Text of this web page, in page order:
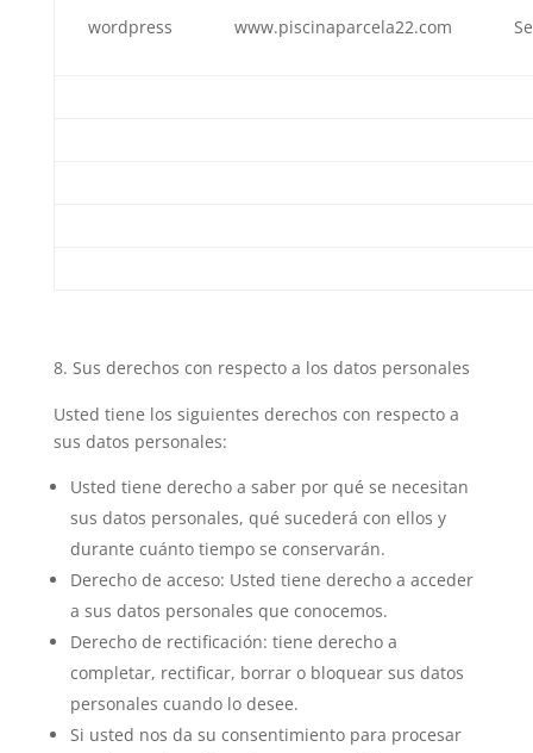
wordpress www.piscinaparcela22.com
Sus derechos con respecto a los datos personales
Usted tiene los siguientes derechos con respecto a
sus datos personales:
Usted tiene derecho a saber por qué se necesitan
sus datos personales, qué sucederá con ellos y
durante cuánto tiempo se conservarán.
Derecho de acceso: Usted tiene derecho a acceder
a sus datos personales que conocemos.
Derecho de rectificación: tiene derecho a
completar, rectificar, borrar o bloquear sus datos
personales cuando lo desee.
Si usted nos da su consentimiento para procesar